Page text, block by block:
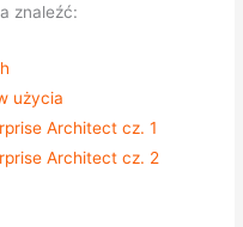
znaleźć:
użycia
Architect cz. 1
Architect cz. 2